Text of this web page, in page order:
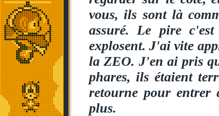
vous, ils sont là
assuré. Le pire
explosent. J'ai vite
la ZEO. J'en ai pris
phares, ils étaient
retourne pour entrer
plus.